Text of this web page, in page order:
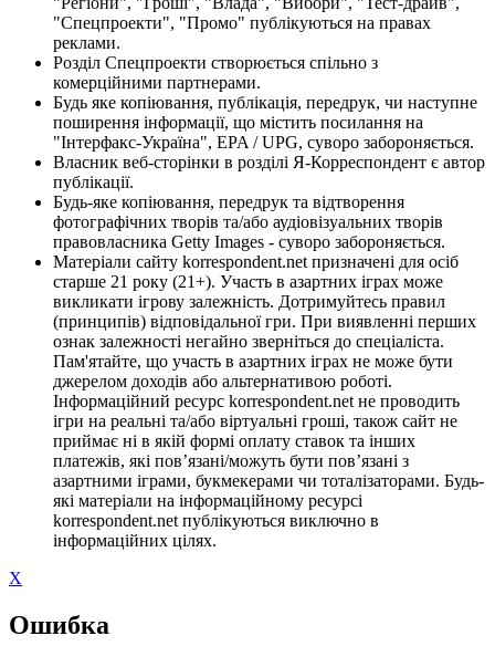
"Спецпроекти", "Промо" публікуються на правах
реклами.
Розділ Спецпроекти створюється спільно з
комерційними партнерами.
Будь яке копіювання, публікація, передрук, чи наступне
поширення інформації, що містить посилання на
"Інтерфакс-Україна", EPA / UPG, суворо забороняється.
Власник веб-сторінки в розділі Я-Корреспондент є автор
публікації.
Будь-яке копіювання, передрук та відтворення
фотографічних творів та/або аудіовізуальних творів
правовласника Getty Images - суворо забороняється.
Матеріали сайту korrespondent.net призначені для осіб
старше 21 року (21+). Участь в азартних іграх може
викликати ігрову залежність. Дотримуйтесь правил
(принципів) відповідальної гри. При виявленні перших
ознак залежності негайно зверніться до спеціаліста.
Пам'ятайте, що участь в азартних іграх не може бути
джерелом доходів або альтернативою роботі.
Інформаційний ресурс korrespondent.net не проводить
ігри на реальні та/або віртуальні гроші, також сайт не
приймає ні в якій формі оплату ставок та інших
платежів, які пов’язані/можуть бути пов’язані з
азартними іграми, букмекерами чи тоталізаторами. Будь-
які матеріали на інформаційному ресурсі
korrespondent.net публікуються виключно в
інформаційних цілях.
X
Ошибка